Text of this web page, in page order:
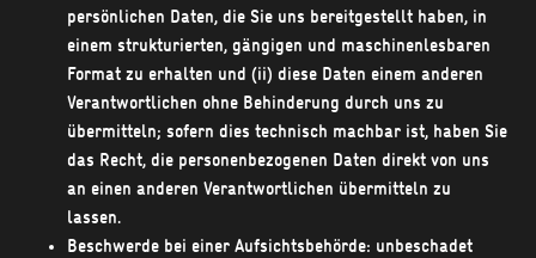
persönlichen Daten, die Sie uns bereitgestellt haben, in
einem strukturierten, gängigen und maschinenlesbaren
Format zu erhalten und (ii) diese Daten einem anderen
Verantwortlichen ohne Behinderung durch uns zu
übermitteln; sofern dies technisch machbar ist, haben Sie
das Recht, die personenbezogenen Daten direkt von uns
an einen anderen Verantwortlichen übermitteln zu
lassen.
Beschwerde bei einer Aufsichtsbehörde: unbeschadet